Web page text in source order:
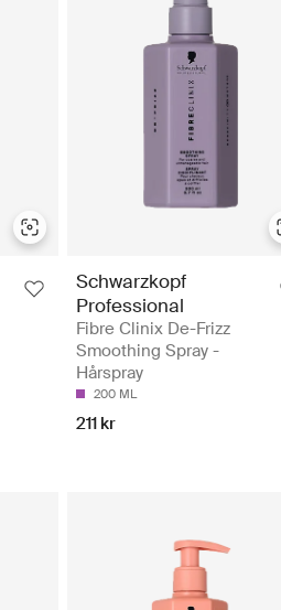
Schwarzkopf
Professional
Fibre Clinix De-Frizz
Smoothing Spray -
Hårspray
200 ML
211 kr